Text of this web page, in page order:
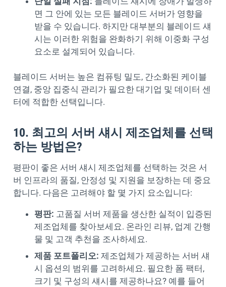
면 그 안에 있는 모든 블레이드 서버가 영향을
받을 수 있습니다. 하지만 대부분의 블레이드 섀
시는 이러한 위험을 완화하기 위해 이중화 구성
요소로 설계되어 있습니다.
블레이드 서버는 높은 컴퓨팅 밀도, 간소화된 케이블
연결, 중앙 집중식 관리가 필요한 대기업 및 데이터 센
터에 적합한 선택입니다.
10. 최고의 서버 섀시 제조업체를 선택
하는 방법은?
평판이 좋은 서버 섀시 제조업체를 선택하는 것은 서
버 인프라의 품질, 안정성 및 지원을 보장하는 데 중요
합니다. 다음은 고려해야 할 몇 가지 요소입니다:
평판: 고품질 서버 제품을 생산한 실적이 입증된
제조업체를 찾아보세요. 온라인 리뷰, 업계 간행
물 및 고객 추천을 조사하세요.
제품 포트폴리오: 제조업체가 제공하는 서버 섀
시 옵션의 범위를 고려하세요. 필요한 폼 팩터,
크기 및 구성의 섀시를 제공하나요? 예를 들어